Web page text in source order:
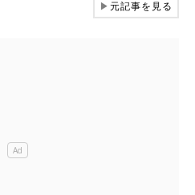
▶元記事を見る